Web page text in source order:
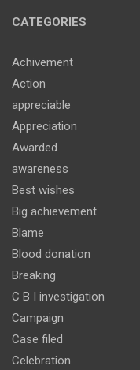
CATEGORIES
Achivement
Action
appreciable
Appreciation
Awarded
awareness
Best wishes
Big achievement
Blame
Blood donation
Breaking
C B I investigation
Campaign
Case filed
Celebration